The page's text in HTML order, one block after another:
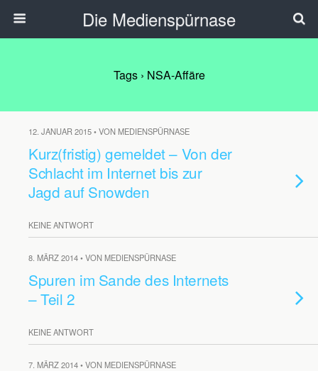
Die Medienspürnase
Tags › NSA-Affäre
12. JANUAR 2015 • VON MEDIENSPÜRNASE
Kurz(fristig) gemeldet – Von der
Schlacht im Internet bis zur
Jagd auf Snowden
KEINE ANTWORT
8. MÄRZ 2014 • VON MEDIENSPÜRNASE
Spuren im Sande des Internets
– Teil 2
KEINE ANTWORT
7. MÄRZ 2014 • VON MEDIENSPÜRNASE